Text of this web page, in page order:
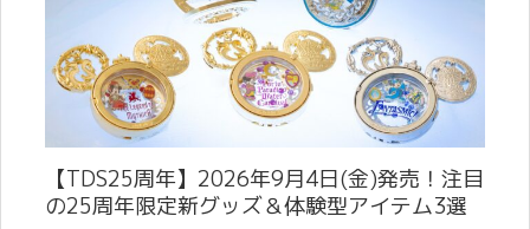
【TDS25周年】2026年9月4日(金)発売！注目
の25周年限定新グッズ＆体験型アイテム3選